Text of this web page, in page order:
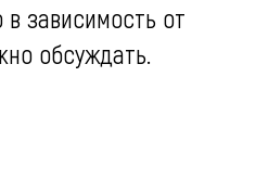
зависимость от
обсуждать.